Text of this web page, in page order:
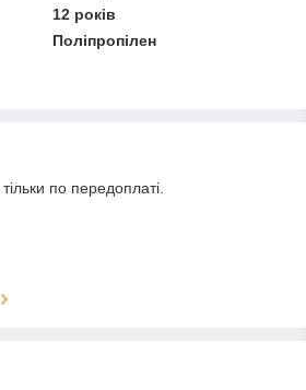
12 років
Поліпропілен
по передоплаті.